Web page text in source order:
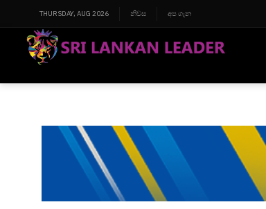
THURSDAY, AUG 2026 නිවස අප ගැන